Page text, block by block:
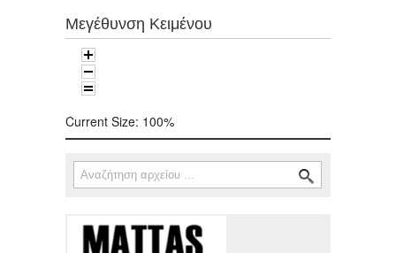
Μεγέθυνση Κειμένου
Current Size: 100%
Φόρμα αναζήτησης
Αναζήτηση